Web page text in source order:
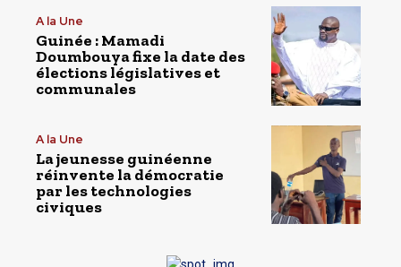
A la Une
Guinée : Mamadi
Doumbouya fixe la date des
élections législatives et
communales
A la Une
La jeunesse guinéenne
réinvente la démocratie
par les technologies
civiques